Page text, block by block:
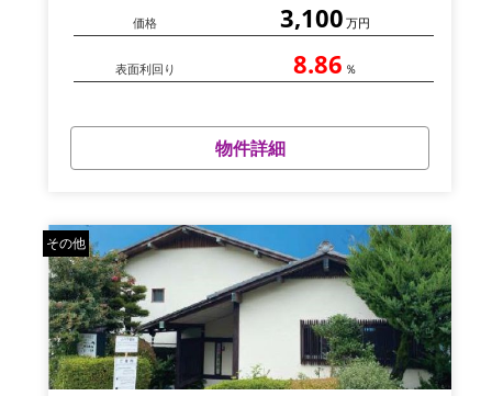
価格 3,100 万円
表面利回り 8.86 ％
物件詳細
その他